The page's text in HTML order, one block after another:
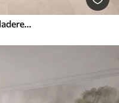
Muurschildering Abstracte palmbladeren, schilderijimitatie